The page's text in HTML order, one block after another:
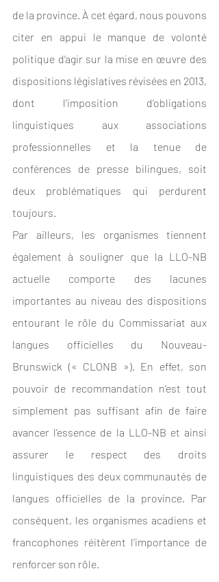
de la province. À cet égard, nous pouvons
citer en appui le manque de volonté
politique d’agir sur la mise en œuvre des
dispositions législatives révisées en 2013,
dont l’imposition d’obligations
linguistiques aux associations
professionnelles et la tenue de
conférences de presse bilingues, soit
deux problématiques qui perdurent
toujours.
Par ailleurs, les organismes tiennent
également à souligner que la LLO-NB
actuelle comporte des lacunes
importantes au niveau des dispositions
entourant le rôle du Commissariat aux
langues officielles du Nouveau-
Brunswick (« CLONB »). En effet, son
pouvoir de recommandation n’est tout
simplement pas suffisant afin de faire
avancer l’essence de la LLO-NB et ainsi
assurer le respect des droits
linguistiques des deux communautés de
langues officielles de la province. Par
conséquent, les organismes acadiens et
francophones réitèrent l’importance de
renforcer son rôle.